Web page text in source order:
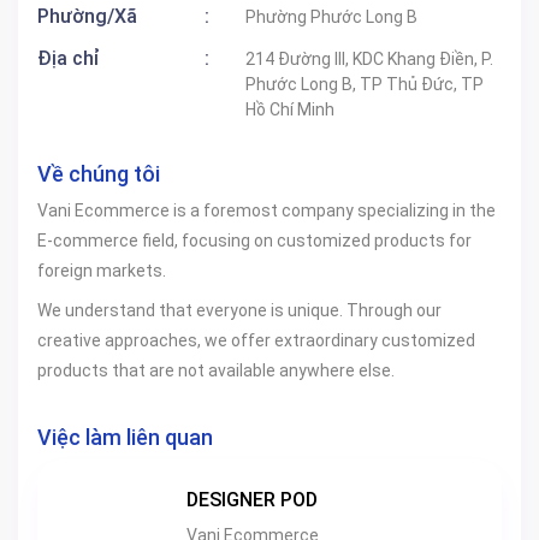
Phường/Xã : Phường Phước Long B
Địa chỉ :
214 Đường III, KDC Khang Điền, P.
Phước Long B, TP Thủ Đức, TP
Hồ Chí Minh
Về chúng tôi
Vani Ecommerce is a foremost company specializing in the
E-commerce field, focusing on customized products for
foreign markets.
We understand that everyone is unique. Through our
creative approaches, we offer extraordinary customized
products that are not available anywhere else.
Việc làm liên quan
DESIGNER POD
Vani Ecommerce